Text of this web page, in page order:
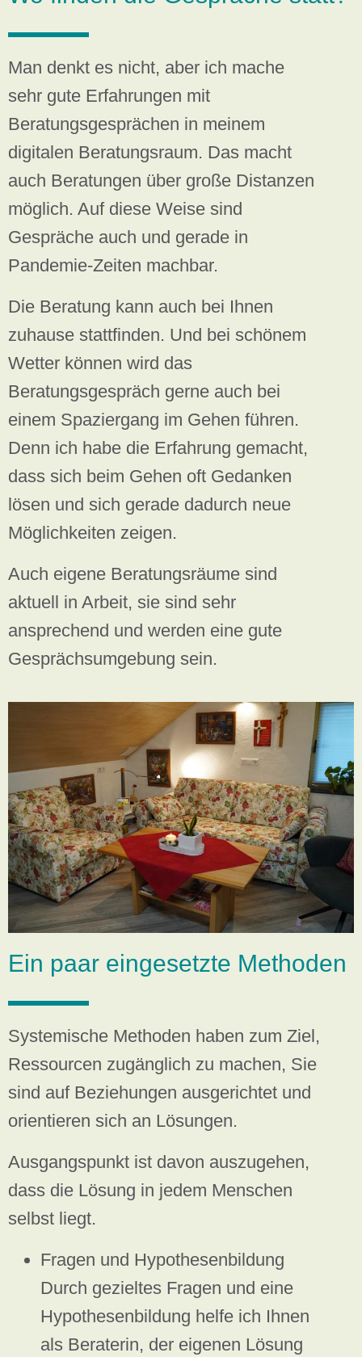
Man denkt es nicht, aber ich mache
sehr gute Erfahrungen mit
Beratungsgesprächen in meinem
digitalen Beratungsraum. Das macht
auch Beratungen über große Distanzen
möglich. Auf diese Weise sind
Gespräche auch und gerade in
Pandemie-Zeiten machbar.
Die Beratung kann auch bei Ihnen
zuhause stattfinden. Und bei schönem
Wetter können wird das
Beratungsgespräch gerne auch bei
einem Spaziergang im Gehen führen.
Denn ich habe die Erfahrung gemacht,
dass sich beim Gehen oft Gedanken
lösen und sich gerade dadurch neue
Möglichkeiten zeigen.
Auch eigene Beratungsräume sind
aktuell in Arbeit, sie sind sehr
ansprechend und werden eine gute
Gesprächsumgebung sein.
Ein paar eingesetzte Methoden
Systemische Methoden haben zum Ziel,
Ressourcen zugänglich zu machen, Sie
sind auf Beziehungen ausgerichtet und
orientieren sich an Lösungen.
Ausgangspunkt ist davon auszugehen,
dass die Lösung in jedem Menschen
selbst liegt.
Fragen und Hypothesenbildung
Durch gezieltes Fragen und eine
Hypothesenbildung helfe ich Ihnen
als Beraterin, der eigenen Lösung